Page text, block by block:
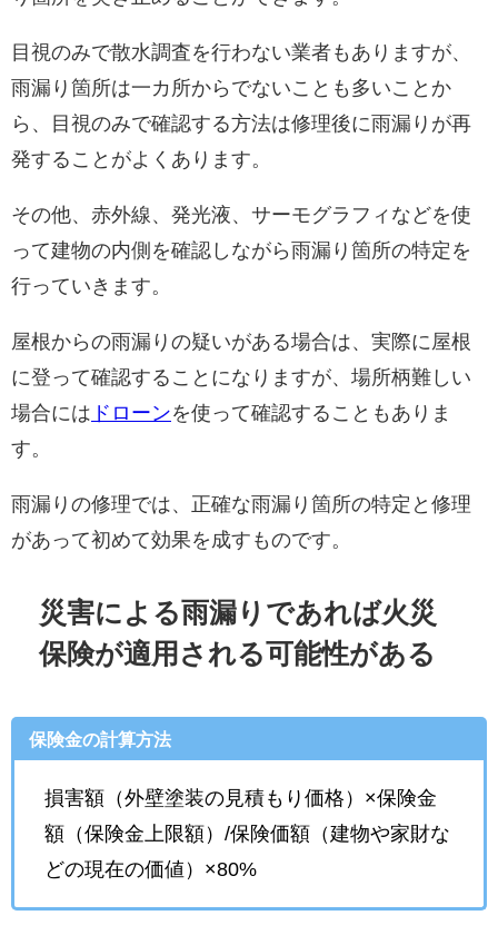
目視のみで散水調査を行わない業者もありますが、
雨漏り箇所は一カ所からでないことも多いことか
ら、目視のみで確認する方法は修理後に雨漏りが再
発することがよくあります。
その他、赤外線、発光液、サーモグラフィなどを使
って建物の内側を確認しながら雨漏り箇所の特定を
行っていきます。
屋根からの雨漏りの疑いがある場合は、実際に屋根
に登って確認することになりますが、場所柄難しい
場合には ドローンを使って確認することもありま
す。
雨漏りの修理では、正確な雨漏り箇所の特定と修理
があって初めて効果を成すものです。
災害による雨漏りであれば火災
保険が適用される可能性がある
保険金の計算方法
損害額（外壁塗装の見積もり価格）×保険金
額（保険金上限額）/保険価額（建物や家財な
どの現在の価値）×80%